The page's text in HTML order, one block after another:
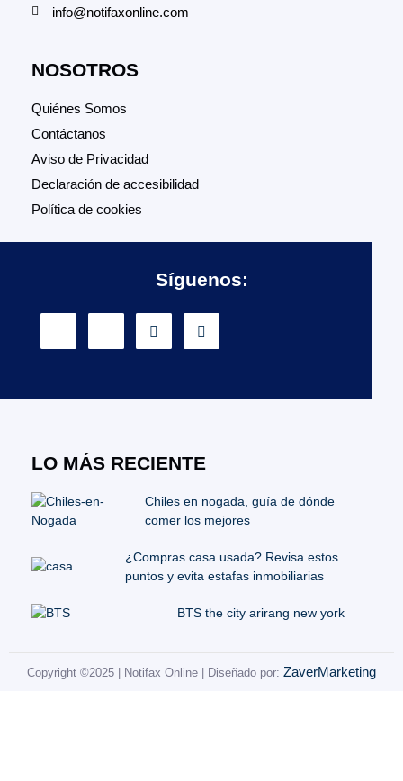
info@notifaxonline.com
NOSOTROS
Quiénes Somos
Contáctanos
Aviso de Privacidad
Declaración de accesibilidad
Política de cookies
Síguenos:
LO MÁS RECIENTE
Chiles en nogada, guía de dónde
comer los mejores
¿Compras casa usada? Revisa estos
puntos y evita estafas inmobiliarias
BTS the city arirang new york
Copyright ©2025 | Notifax Online | Diseñado por: ZaverMarketing